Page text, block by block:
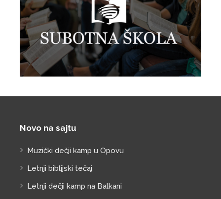
Novo na sajtu
Muzički dečji kamp u Opovu
Letnji biblijski tečaj
Letnji dečji kamp na Balkani